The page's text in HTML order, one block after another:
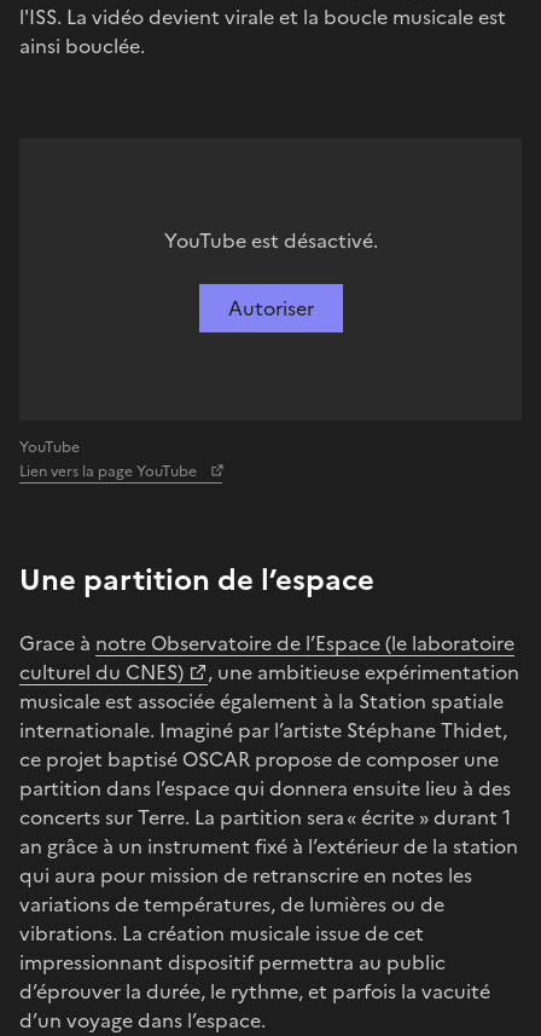
l'ISS. La vidéo devient virale et la boucle musicale est
ainsi bouclée.
YouTube est désactivé.
Autoriser
YouTube
Lien vers la page YouTube
Une partition de l’espace
Grace à notre Observatoire de l’Espace (le laboratoire
culturel du CNES)
, une ambitieuse expérimentation
musicale est associée également à la Station spatiale
internationale. Imaginé par l’artiste Stéphane Thidet,
ce projet baptisé OSCAR propose de composer une
partition dans l’espace qui donnera ensuite lieu à des
concerts sur Terre. La partition sera « écrite » durant 1
an grâce à un instrument fixé à l’extérieur de la station
qui aura pour mission de retranscrire en notes les
variations de températures, de lumières ou de
vibrations. La création musicale issue de cet
impressionnant dispositif permettra au public
d’éprouver la durée, le rythme, et parfois la vacuité
d’un voyage dans l’espace.